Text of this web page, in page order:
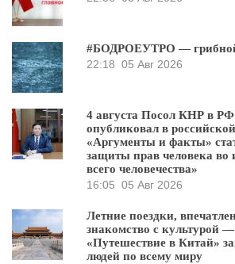
#БОДРОЕУТРО —
22:18 05 Авг 2026
4 августа Посол КНР в
опубликовал в российской
«Аргументы и факты»
защиты прав человека во
всего человечества»
16:05 05 Авг 2026
Летние поездки,
знакомство с культурой
«Путешествие в Китай»
людей по всему миру